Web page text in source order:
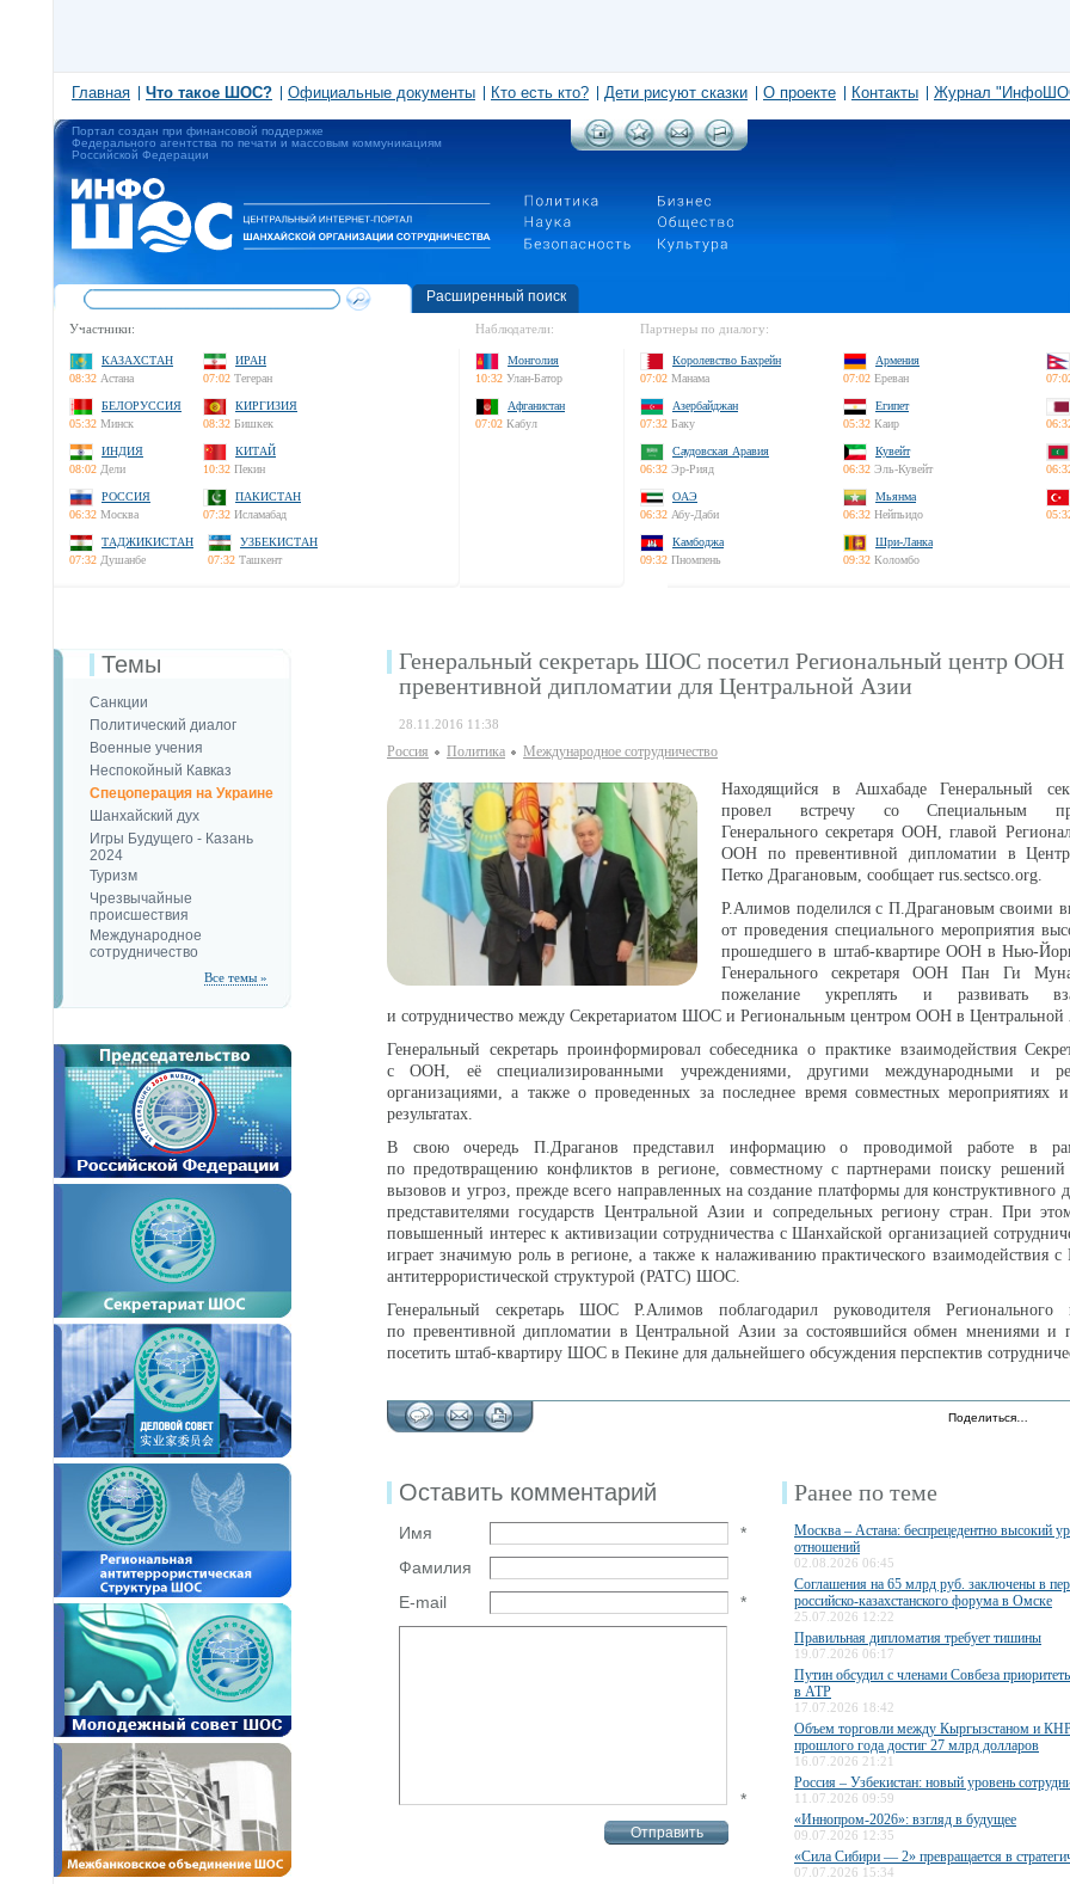
Главная Что такое ШОС? Официальные документы Кто есть кто? Дети рисуют сказки О проекте Контакты Журнал
Портал создан при финансовой поддержке
Федерального агентства по печати и массовым коммуникациям
Российской Федерации
Расширенный поиск
Участники:
КАЗАХСТАН
08:32 Астана
ИРАН
07:02 Тегеран
БЕЛОРУССИЯ
05:32 Минск
КИРГИЗИЯ
08:32 Бишкек
ИНДИЯ
08:02 Дели
КИТАЙ
10:32 Пекин
РОССИЯ
06:32 Москва
ПАКИСТАН
07:32 Исламабад
ТАДЖИКИСТАН
07:32 Душанбе
УЗБЕКИСТАН
07:32 Ташкент
Наблюдатели:
Монголия
10:32 Улан-Батор
Афганистан
07:02 Кабул
Партнеры по диалогу:
Королевство Бахрейн
07:02 Манама
Армения
07:02 Ереван
Азербайджан
07:32 Баку
Египет
05:32 Каир
Саудовская Аравия
06:32 Эр-Рияд
Кувейт
06:32 Эль-Кувейт
ОАЭ
06:32 Абу-Даби
Мьянма
06:32 Нейпьидо
Камбоджа
09:32 Пномпень
Шри-Ланка
09:32 Коломбо
Темы
Санкции
Политический диалог
Военные учения
Неспокойный Кавказ
Спецоперация на Украине
Шанхайский дух
Игры Будущего - Казань
2024
Туризм
Чрезвычайные
происшествия
Международное
сотрудничество
Все темы »
Генеральный секретарь ШОС посетил Региональный центр ООН
превентивной дипломатии для Центральной Азии
28.11.2016 11:38
Россия Политика Международное сотрудничество
Находящийся в Ашхабаде Генеральный
провел встречу со Специальным
Генерального секретаря ООН, главой
ООН по превентивной дипломатии в
Петко Драгановым, сообщает rus.sectsco.org.
Р.Алимов поделился с П.Драгановым своими
от проведения специального мероприятия
прошедшего в штаб-квартире ООН в Нью-
Генерального секретаря ООН Пан Ги
пожелание укреплять и развивать
и сотрудничество между Секретариатом ШОС и Региональным центром ООН в Центральной
Генеральный секретарь проинформировал собеседника о практике взаимодействия
с ООН, её специализированными учреждениями, другими международными и
организациями, а также о проведенных за последнее время совместных мероприятиях
результатах.
В свою очередь П.Драганов представил информацию о проводимой работе в
по предотвращению конфликтов в регионе, совместному с партнерами поиску решений
вызовов и угроз, прежде всего направленных на создание платформы для конструктивного
представителями государств Центральной Азии и сопредельных региону стран. При
повышенный интерес к активизации сотрудничества с Шанхайской организацией
играет значимую роль в регионе, а также к налаживанию практического взаимодействия с
антитеррористической структурой (РАТС) ШОС.
Генеральный секретарь ШОС Р.Алимов поблагодарил руководителя
по превентивной дипломатии в Центральной Азии за состоявшийся обмен мнениями и
посетить штаб-квартиру ШОС в Пекине для дальнейшего обсуждения перспектив
Поделиться…
Оставить комментарий
Имя
*
Фамилия
E-mail
*
*
Ранее по теме
Москва – Астана: беспрецедентно высокий
отношений
02.08.2026 06:45
Соглашения на 65 млрд руб. заключены в
российско-казахстанского форума в Омске
25.07.2026 12:22
Правильная дипломатия требует тишины
19.07.2026 06:17
Путин обсудил с членами Совбеза
в АТР
17.07.2026 18:42
Объем торговли между Кыргызстаном и
прошлого года достиг 27 млрд долларов
16.07.2026 21:21
Россия – Узбекистан: новый уровень
11.07.2026 09:59
«Иннопром-2026»: взгляд в будущее
09.07.2026 12:35
«Сила Сибири — 2» превращается в
07.07.2026 15:34